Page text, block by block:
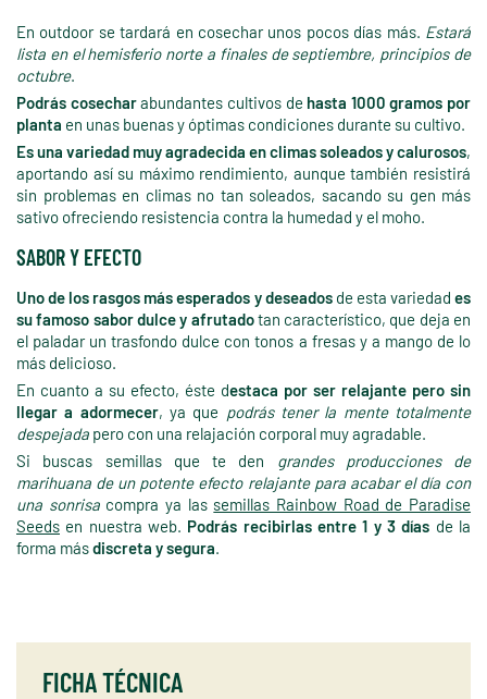
En outdoor se tardará en cosechar unos pocos días más. Estará
lista en el hemisferio norte a finales de septiembre, principios de
octubre.
Podrás cosecharabundantes cultivos de hasta 1000 gramos por
planta en unas buenas y óptimas condiciones durante su cultivo.
Es una variedad muy agradecida en climas soleados y calurosos,
aportando así su máximo rendimiento, aunque también resistirá
sin problemas en climas no tan soleados, sacando su gen más
sativo ofreciendo resistencia contra la humedad y el moho.
SABOR Y EFECTO
Uno de los rasgos más esperados y deseadosde esta variedades
su famoso sabor dulce y afrutadotan característico, que deja en
el paladar un trasfondo dulce con tonos a fresas y a mango de lo
más delicioso.
En cuanto a su efecto, éste destaca por ser relajante pero sin
llegar a adormecer, ya que podrás tener la mente totalmente
despejada pero con una relajación corporal muy agradable.
Si buscas semillas que te den grandes producciones de
marihuana de un potente efecto relajante para acabar el día con
una sonrisacompra ya las semillas Rainbow Road de Paradise
Seeds en nuestra web. Podrás recibirlas entre 1 y 3 días de la
forma másdiscreta y segura.
FICHA TÉCNICA